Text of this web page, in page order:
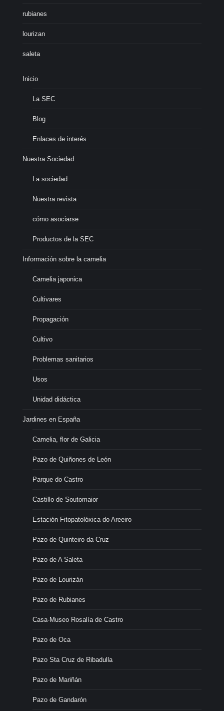
rubianes
lourizan
saleta
Inicio
La SEC
Blog
Enlaces de interés
Nuestra Sociedad
La sociedad
Nuestra revista
cómo asociarse
Productos de la SEC
Información sobre la camelia
Camelia japonica
Cultivares
Propagación
Cultivo
Problemas sanitarios
Usos
Unidad didáctica
Jardines en España
Camelia, flor de Galicia
Pazo de Quiñones de León
Parque do Castro
Castillo de Soutomaior
Estación Fitopatolóxica do Areeiro
Pazo de Quinteiro da Cruz
Pazo de A Saleta
Pazo de Lourizán
Pazo de Rubianes
Casa-Museo Rosalía de Castro
Pazo de Oca
Pazo Sta Cruz de Ribadulla
Pazo de Mariñán
Pazo de Gandarón